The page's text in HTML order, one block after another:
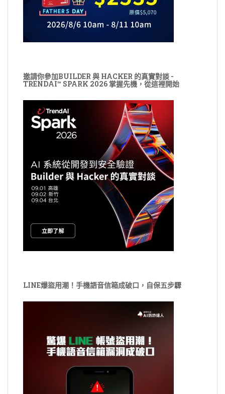
邀請你參加BUILDER 與 HACKER 的真實對談 -
TRENDAI™ SPARK 2026 掌握先機，從這裡開始
LINE爆盜用潮！手機語音信箱成破口，自保五步驟